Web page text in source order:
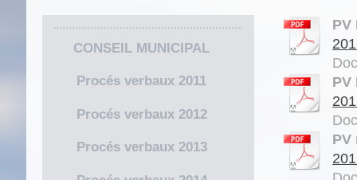
PV
PV
PV
CONSEIL MUNICIPAL
Procés verbaux 2011
Procés verbaux 2012
Procés verbaux 2013